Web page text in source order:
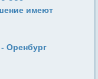
имеют
Оренбург